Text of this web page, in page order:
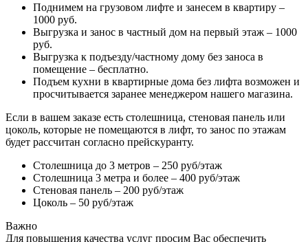
Поднимем на грузовом лифте и занесем в квартиру –
1000 руб.
Выгрузка и занос в частный дом на первый этаж – 1000
руб.
Выгрузка к подъезду/частному дому без заноса в
помещение – бесплатно.
Подъем кухни в квартирные дома без лифта возможен и
просчитывается заранее менеджером нашего магазина.
Если в вашем заказе есть столешница, стеновая панель или
цоколь, которые не помещаются в лифт, то занос по этажам
будет рассчитан согласно прейскуранту.
Столешница до 3 метров – 250 руб/этаж
Столешница 3 метра и более – 400 руб/этаж
Стеновая панель – 200 руб/этаж
Цоколь – 50 руб/этаж
Важно
Для повышения качества услуг просим Вас обеспечить